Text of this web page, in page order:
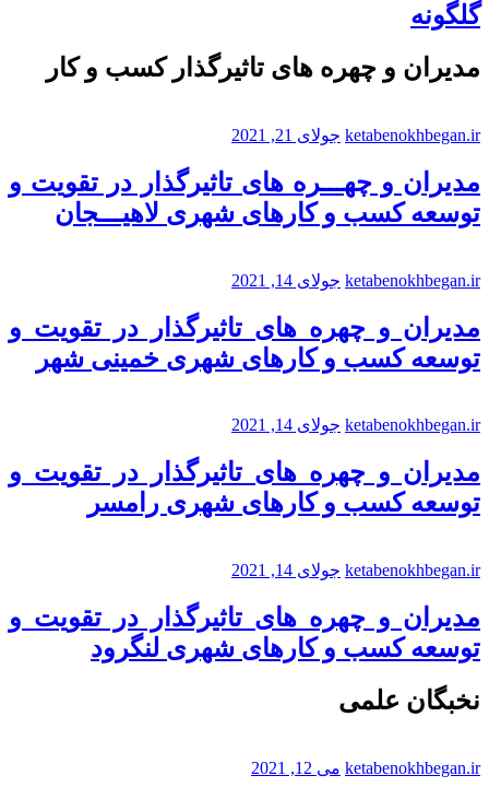
گلگونه
مدیران و چهره های تاثیرگذار کسب و کار
ketabenokhbegan.ir جولای 21, 2021
مدیران و چهـــره های تاثیرگذار در تقویت و
توسعه کسب و کارهای شهری لاهیـــجان
ketabenokhbegan.ir جولای 14, 2021
مدیران و چهره های تاثیرگذار در تقویت و
توسعه کسب و کارهای شهری خمینی شهر
ketabenokhbegan.ir جولای 14, 2021
مدیران و چهره های تاثیرگذار در تقویت و
توسعه کسب و کارهای شهری رامسر
ketabenokhbegan.ir جولای 14, 2021
مدیران و چهره های تاثیرگذار در تقویت و
توسعه کسب و کارهای شهری لنگرود
نخبگان علمی
ketabenokhbegan.ir می 12, 2021